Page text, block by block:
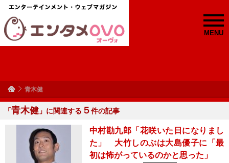
MENU
青木健
「青木健 」に関連する ５件の記事
中村勘九郎「花咲いた日になりまし
た」 大竹しのぶは大島優子に「最
初は怖がっているのかと思った」